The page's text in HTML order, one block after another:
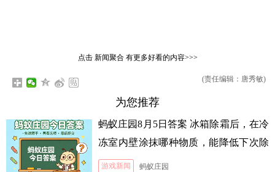
点击 新闻聚合有更多好看的内容>>>
(责任编辑：唐秀敏)
为您推荐
蚂蚁庄园8月5日答案 冰箱除霜后，在冷
冻室内壁涂抹哪种物质，能降低下次除
霜的难度
游戏新闻 蚂蚁庄园